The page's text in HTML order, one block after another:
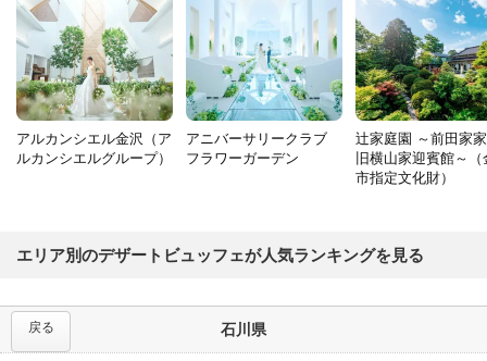
アルカンシエル金沢（ア
ルカンシエルグループ）
アニバーサリークラブ
フラワーガーデン
辻家庭園 ～前田家
旧横山家迎賓館～（
市指定文化財）
エリア別のデザートビュッフェが人気ランキングを見る
石川県
戻る